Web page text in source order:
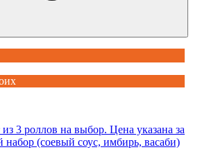
3 роллов на выбор. Цена указана за
(соевый соус, имбирь, васаби)